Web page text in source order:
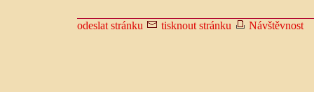
odeslat stránku tisknout stránku Návštěvnost